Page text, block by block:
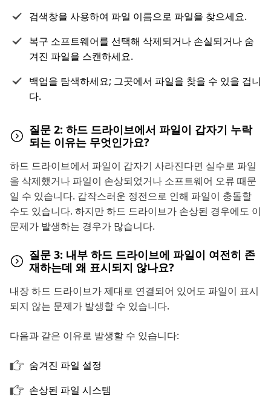
검색창을 사용하여 파일 이름으로 파일을 찾으세요.
복구 소프트웨어를 선택해 삭제되거나 손실되거나 숨
겨진 파일을 스캔하세요.
백업을 탐색하세요; 그곳에서 파일을 찾을 수 있을 겁니
다.
질문 2: 하드 드라이브에서 파일이 갑자기 누락
되는 이유는 무엇인가요?
하드 드라이브에서 파일이 갑자기 사라진다면 실수로 파일
을 삭제했거나 파일이 손상되었거나 소프트웨어 오류 때문
일 수 있습니다. 갑작스러운 정전으로 인해 파일이 충돌할
수도 있습니다. 하지만 하드 드라이브가 손상된 경우에도 이
문제가 발생하는 경우가 많습니다.
질문 3: 내부 하드 드라이브에 파일이 여전히 존
재하는데 왜 표시되지 않나요?
내장 하드 드라이브가 제대로 연결되어 있어도 파일이 표시
되지 않는 문제가 발생할 수 있습니다.
다음과 같은 이유로 발생할 수 있습니다:
숨겨진 파일 설정
손상된 파일 시스템